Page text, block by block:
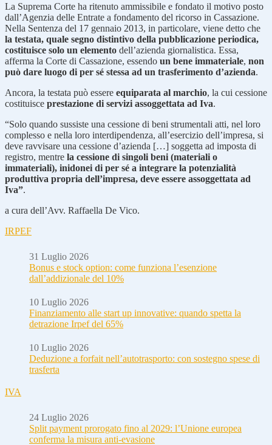
La Suprema Corte ha ritenuto ammissibile e fondato il motivo posto
dall’Agenzia delle Entrate a fondamento del ricorso in Cassazione.
Nella Sentenza del 17 gennaio 2013, in particolare, viene detto che
la testata, quale segno distintivo della pubblicazione periodica,
costituisce solo un elemento dell’azienda giornalistica. Essa,
afferma la Corte di Cassazione, essendo un bene immateriale, non
può dare luogo di per sé stessa ad un trasferimento d’azienda.
Ancora, la testata può essere equiparata al marchio, la cui cessione
costituisce prestazione di servizi assoggettata ad Iva.
“Solo quando sussiste una cessione di beni strumentali atti, nel loro
complesso e nella loro interdipendenza, all’esercizio dell’impresa, si
deve ravvisare una cessione d’azienda […] soggetta ad imposta di
registro, mentre la cessione di singoli beni (materiali o
immateriali), inidonei di per sé a integrare la potenzialità
produttiva propria dell’impresa, deve essere assoggettata ad
Iva”.
a cura dell’Avv. Raffaella De Vico.
IRPEF
31 Luglio 2026
Bonus e stock option: come funziona l’esenzione
dall’addizionale del 10%
10 Luglio 2026
Finanziamento alle start up innovative: quando spetta la
detrazione Irpef del 65%
10 Luglio 2026
Deduzione a forfait nell’autotrasporto: con sostegno spese di
trasferta
IVA
24 Luglio 2026
Split payment prorogato fino al 2029: l’Unione europea
conferma la misura anti-evasione